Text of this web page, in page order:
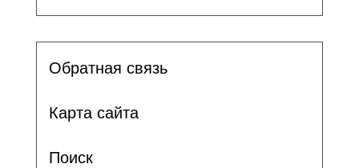
Обратная связь
Карта сайта
Поиск